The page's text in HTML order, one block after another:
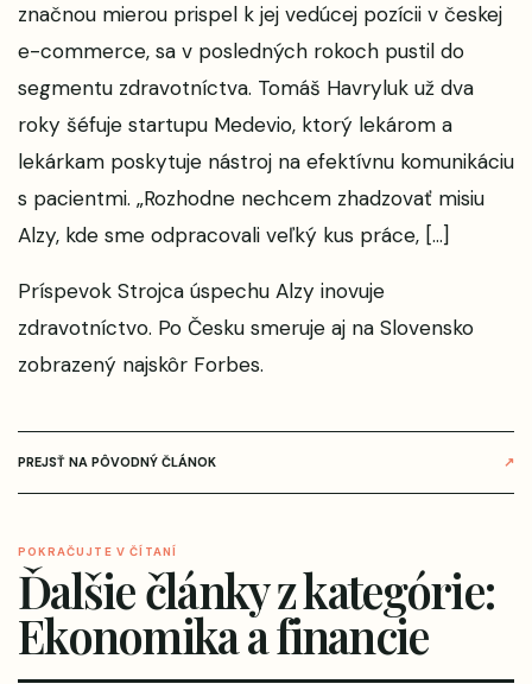
značnou mierou prispel k jej vedúcej pozícii v českej
e-commerce, sa v posledných rokoch pustil do
segmentu zdravotníctva. Tomáš Havryluk už dva
roky šéfuje startupu Medevio, ktorý lekárom a
lekárkam poskytuje nástroj na efektívnu komunikáciu
s pacientmi. „Rozhodne nechcem zhadzovať misiu
Alzy, kde sme odpracovali veľký kus práce, […]
Príspevok Strojca úspechu Alzy inovuje
zdravotníctvo. Po Česku smeruje aj na Slovensko
zobrazený najskôr Forbes.
PREJSŤ NA PÔVODNÝ ČLÁNOK ↗
POKRAČUJTE V ČÍTANÍ
Ďalšie články z kategórie:
Ekonomika a financie